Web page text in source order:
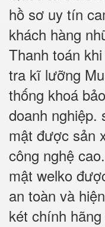
hồ sơ uy tín
khách hàng
Thanh toán
tra kĩ lưỡng
thống khoá
doanh nghiệp.
mật được sản
công nghệ
mật welko
an toàn và
két chính